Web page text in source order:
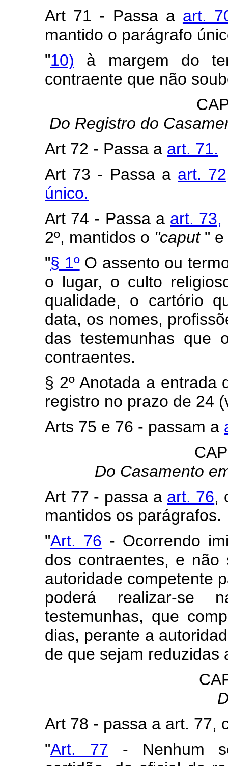
Art 71 - Passa a art.
mantido o parágrafo
"10) à margem do
contraente que não
Do Registro do
Art 72 - Passa a art. 71.
Art 73 - Passa a art.
único.
Art 74 - Passa a art. 73,
2º, mantidos o "caput " e
"§ 1ºO assento ou
o lugar, o culto
qualidade, o cartório
data, os nomes,
das testemunhas que
contraentes.
§ 2º Anotada a entrada
registro no prazo de 24
Arts 75 e 76 - passam a
Do Casamento
Art 77 - passa a art. 76,
mantidos os parágrafos.
"Art. 76 - Ocorrendo
dos contraentes, e
autoridade competente
poderá realizar-
testemunhas, que
dias, perante a
de que sejam reduzidas
Art 78 - passa a art. 77,
"Art. 77 - Nenhum